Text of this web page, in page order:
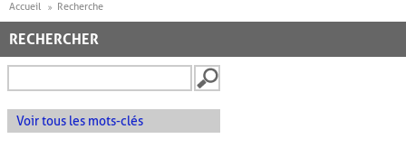
Accueil Recherche
RECHERCHER
Voir tous les mots-clés